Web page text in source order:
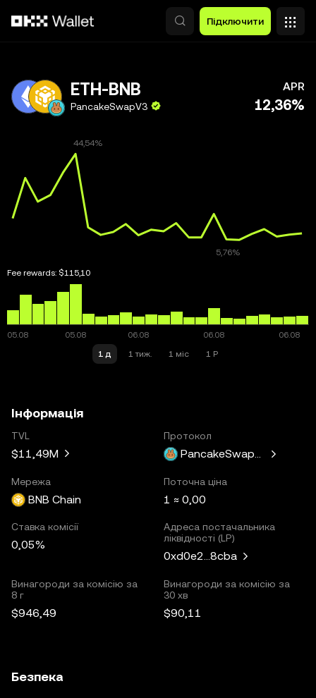
Підключити
ETH-BNB
PancakeSwapV3
APR
12,36%
Fee rewards: $115,10
1 д 1 тиж. 1 міс 1 Р
Інформація
TVL
$11,49M
Протокол
PancakeSwapV3
Мережа
BNB Chain
Поточна ціна
1 ≈ 0,00
Ставка комісії
0,05%
Адреса постачальника
ліквідності (LP)
0xd0e2...8cba
Винагороди за комісію за
8 г
$946,49
Винагороди за комісію за
30 хв
$90,11
Безпека